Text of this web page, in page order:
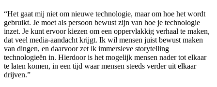
“Het gaat mij niet om nieuwe technologie, maar om hoe het wordt
gebruikt. Je moet als persoon bewust zijn van hoe je technologie
inzet. Je kunt ervoor kiezen om een oppervlakkig verhaal te maken,
dat veel media-aandacht krijgt. Ik wil mensen juist bewust maken
van dingen, en daarvoor zet ik immersieve storytelling
technologieën in. Hierdoor is het mogelijk mensen nader tot elkaar
te laten komen, in een tijd waar mensen steeds verder uit elkaar
drijven.”